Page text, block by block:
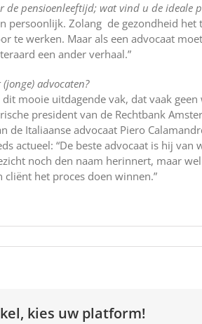
de pensioenleeftijd; wat vind u de ideale
persoonlijk. Zolang de gezondheid
te werken. Maar als een advocaat
een ander verhaal.”
advocaten?
dit mooie uitdagende vak, dat vaak
president van de Rechtbank
de Italiaanse advocaat Piero
actueel: “De beste advocaat is hij
noch den naam herinnert, maar
cliënt het proces doen winnen.”
kies uw platform!